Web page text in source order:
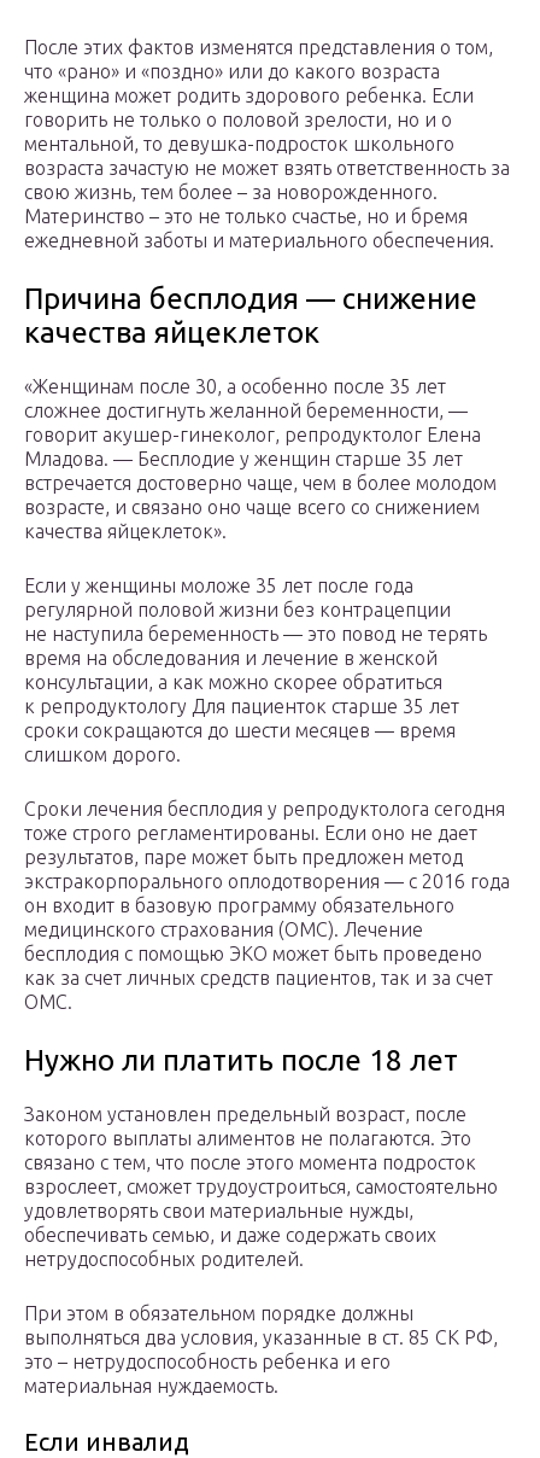
После этих фактов изменятся представления о том,
что «рано» и «поздно» или до какого возраста
женщина может родить здорового ребенка. Если
говорить не только о половой зрелости, но и о
ментальной, то девушка-подросток школьного
возраста зачастую не может взять ответственность за
свою жизнь, тем более – за новорожденного.
Материнство – это не только счастье, но и бремя
ежедневной заботы и материального обеспечения.
Причина бесплодия — снижение
качества яйцеклеток
«Женщинам после 30, а особенно после 35 лет
сложнее достигнуть желанной беременности, —
говорит акушер-гинеколог, репродуктолог Елена
Младова. — Бесплодие у женщин старше 35 лет
встречается достоверно чаще, чем в более молодом
возрасте, и связано оно чаще всего со снижением
качества яйцеклеток».
Если у женщины моложе 35 лет после года
регулярной половой жизни без контрацепции
не наступила беременность — это повод не терять
время на обследования и лечение в женской
консультации, а как можно скорее обратиться
к репродуктологу Для пациенток старше 35 лет
сроки сокращаются до шести месяцев — время
слишком дорого.
Сроки лечения бесплодия у репродуктолога сегодня
тоже строго регламентированы. Если оно не дает
результатов, паре может быть предложен метод
экстракорпорального оплодотворения — с 2016 года
он входит в базовую программу обязательного
медицинского страхования (ОМС). Лечение
бесплодия с помощью ЭКО может быть проведено
как за счет личных средств пациентов, так и за счет
ОМС.
Нужно ли платить после 18 лет
Законом установлен предельный возраст, после
которого выплаты алиментов не полагаются. Это
связано с тем, что после этого момента подросток
взрослеет, сможет трудоустроиться, самостоятельно
удовлетворять свои материальные нужды,
обеспечивать семью, и даже содержать своих
нетрудоспособных родителей.
При этом в обязательном порядке должны
выполняться два условия, указанные в ст. 85 СК РФ,
это – нетрудоспособность ребенка и его
материальная нуждаемость.
Если инвалид